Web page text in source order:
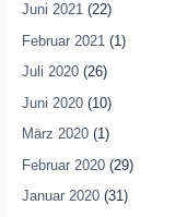
Juni 2021(22)
Februar 2021 (1)
Juli 2020(26)
Juni 2020(10)
März 2020(1)
Februar 2020(29)
Januar 2020(31)